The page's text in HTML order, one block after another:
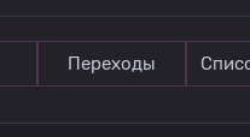
Переходы